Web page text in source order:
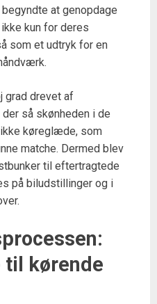
at genopdage
kun for deres
som et udtryk for en
grad drevet af
så skønheden i de
køreglæde, som
matche. Dermed blev
til eftertragtede
på biludstillinger og i
til kørende